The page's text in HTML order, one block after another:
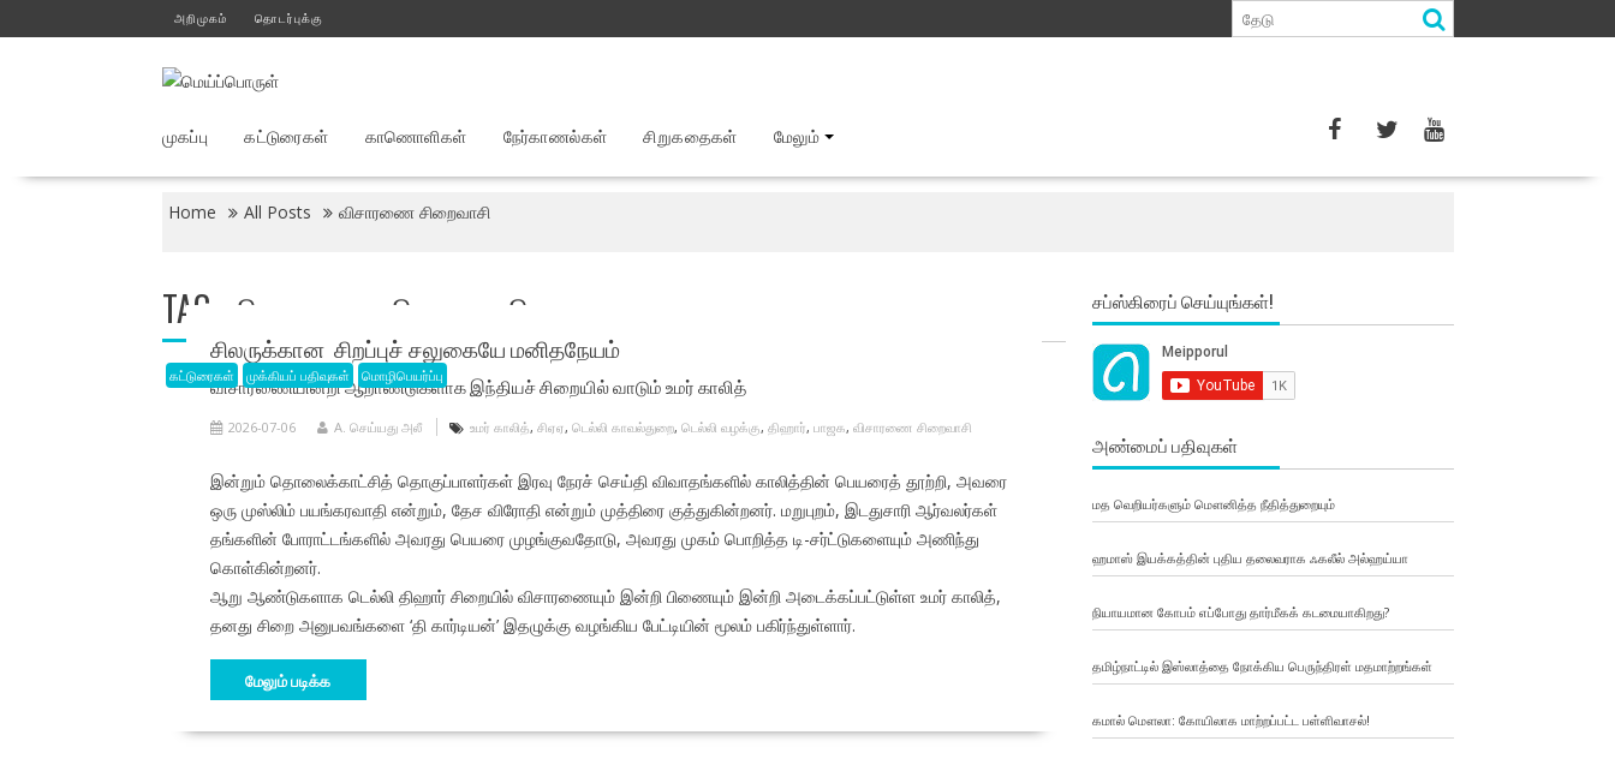
to
அறிமுகம் தொடர்புக்கு
முகப்பு கட்டுரைகள் காணொளிகள் நேர்காணல்கள் சிறுகதைகள் மேலும்
Home All Posts விசாரணை சிறைவாசி
TAG: விசாரணை சிறைவாசி
கட்டுரைகள் முக்கியப் பதிவுகள் மொழிபெயர்ப்பு
சிலருக்கான சிறப்புச் சலுகையே மனிதநேயம்
விசாரணையின்றி ஆறாண்டுகளாக இந்தியச் சிறையில் வாடும் உமர் காலித்
2026-07-06 A. செய்யது அலீ உமர் காலித், சிஏஏ, டெல்லி காவல்துறை, டெல்லி வழக்கு, திஹார், பாஜக, விசாரணை சிறைவாசி
இன்றும் தொலைக்காட்சித் தொகுப்பாளர்கள் இரவு நேரச் செய்தி விவாதங்களில் காலித்தின் பெயரைத் தூற்றி, அவரை
ஒரு முஸ்லிம் பயங்கரவாதி என்றும், தேச விரோதி என்றும் முத்திரை குத்துகின்றனர். மறுபுறம், இடதுசாரி ஆர்வலர்கள்
தங்களின் போராட்டங்களில் அவரது பெயரை முழங்குவதோடு, அவரது முகம் பொறித்த டி-சர்ட்டுகளையும் அணிந்து
கொள்கின்றனர்.
ஆறு ஆண்டுகளாக டெல்லி திஹார் சிறையில் விசாரணையும் இன்றி பிணையும் இன்றி அடைக்கப்பட்டுள்ள உமர் காலித்,
தனது சிறை அனுபவங்களை ‘தி கார்டியன்’ இதழுக்கு வழங்கிய பேட்டியின் மூலம் பகிர்ந்துள்ளார்.
மேலும் படிக்க
சப்ஸ்கிரைப் செய்யுங்கள்!
அண்மைப் பதிவுகள்
மத வெறியர்களும் மௌனித்த நீதித்துறையும்
ஹமாஸ் இயக்கத்தின் புதிய தலைவராக ஃகலீல் அல்ஹய்யா
நியாயமான கோபம் எப்போது தார்மீகக் கடமையாகிறது?
தமிழ்நாட்டில் இஸ்லாத்தை நோக்கிய பெருந்திரள் மதமாற்றங்கள்
கமால் மௌலா: கோயிலாக மாற்றப்பட்ட பள்ளிவாசல்!